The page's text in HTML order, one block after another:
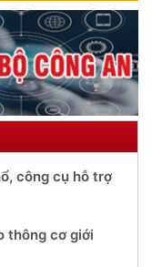
công cụ hỗ trợ
thông cơ giới